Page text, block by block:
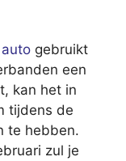
auto gebruikt
een
kan het in
tijdens de
te hebben.
zul je